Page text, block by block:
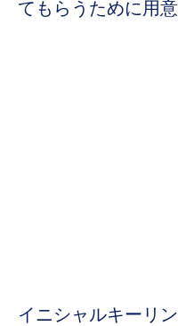
てもらうために用意
イニシャルキーリ